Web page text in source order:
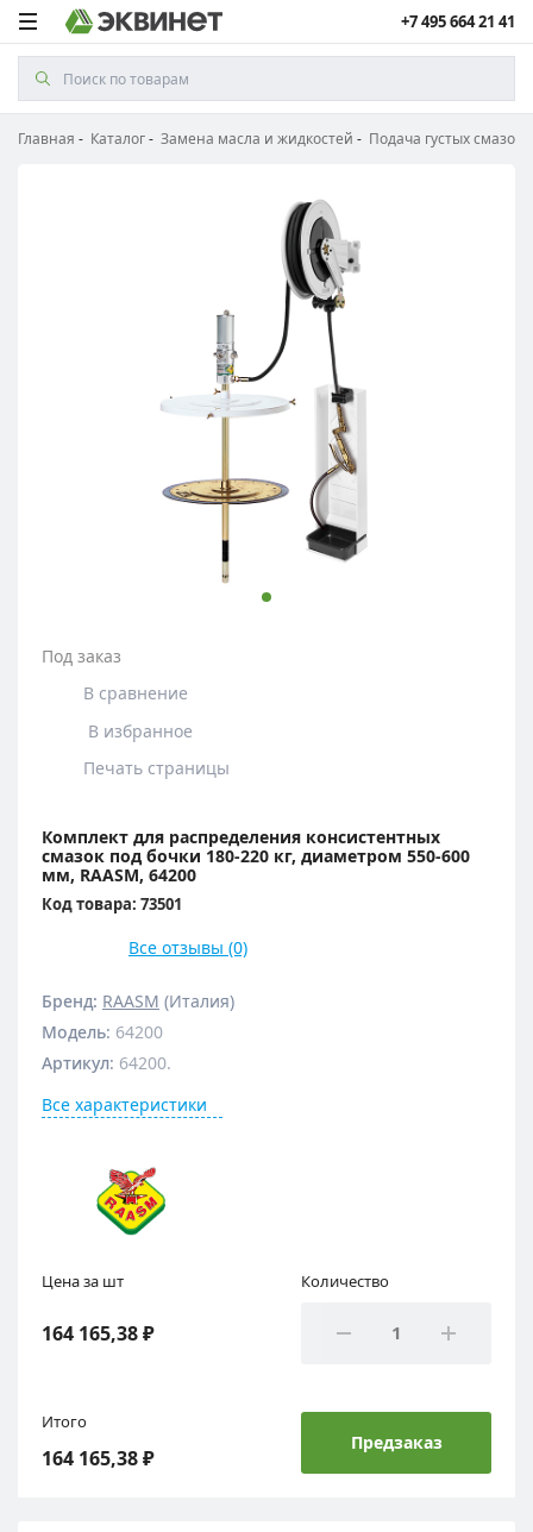
+7 495 664 21 41
Главная Каталог Замена масла и жидкостей Подача густых смазок
Под заказ
В сравнение
В избранное
Печать страницы
Комплект для распределения консистентных
смазок под бочки 180-220 кг, диаметром 550-600
мм, RAASM, 64200
Код товара: 73501
Все отзывы (0)
Бренд: RAASM (Италия)
Модель: 64200
Артикул: 64200.
Все характеристики
Цена за шт
164 165,38 ₽
Количество
Итого
164 165,38 ₽
Предзаказ